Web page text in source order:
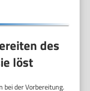
des
löst
bei der Vorbereitung.